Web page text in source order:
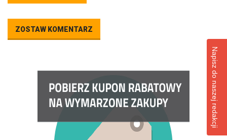
ZOSTAW KOMENTARZ
Napisz do naszej redakcji